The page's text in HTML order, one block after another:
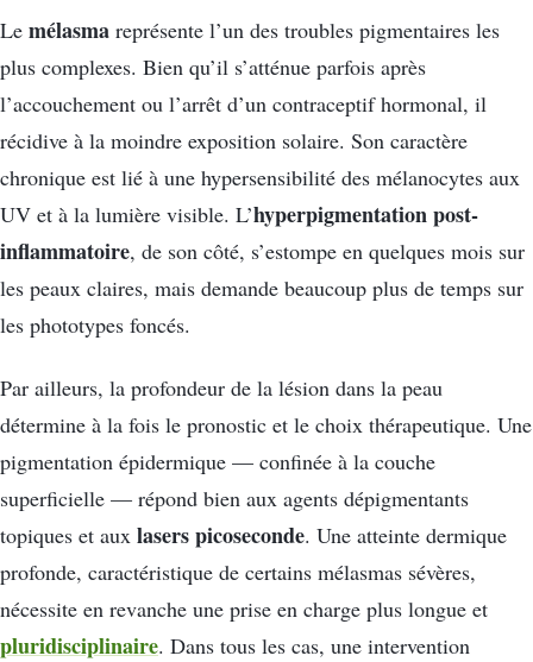
Le mélasma représente l’un des troubles pigmentaires les
plus complexes. Bien qu’il s’atténue parfois après
l’accouchement ou l’arrêt d’un contraceptif hormonal, il
récidive à la moindre exposition solaire. Son caractère
chronique est lié à une hypersensibilité des mélanocytes aux
UV et à la lumière visible. L’hyperpigmentation post-
inflammatoire, de son côté, s’estompe en quelques mois sur
les peaux claires, mais demande beaucoup plus de temps sur
les phototypes foncés.
Par ailleurs, la profondeur de la lésion dans la peau
détermine à la fois le pronostic et le choix thérapeutique. Une
pigmentation épidermique — confinée à la couche
superficielle — répond bien aux agents dépigmentants
topiques et aux lasers picoseconde. Une atteinte dermique
profonde, caractéristique de certains mélasmas sévères,
nécessite en revanche une prise en charge plus longue et
pluridisciplinaire. Dans tous les cas, une intervention